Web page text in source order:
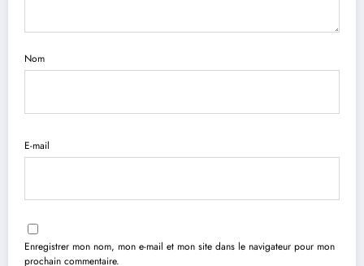
Nom
E-mail
Enregistrer mon nom, mon e-mail et mon site dans le navigateur pour mon
prochain commentaire.